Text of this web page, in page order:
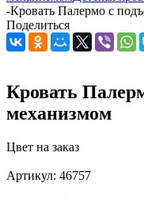
-Кровать Палермо с
Поделиться
Кровать
механизмом
Цвет на заказ
Артикул: 46757